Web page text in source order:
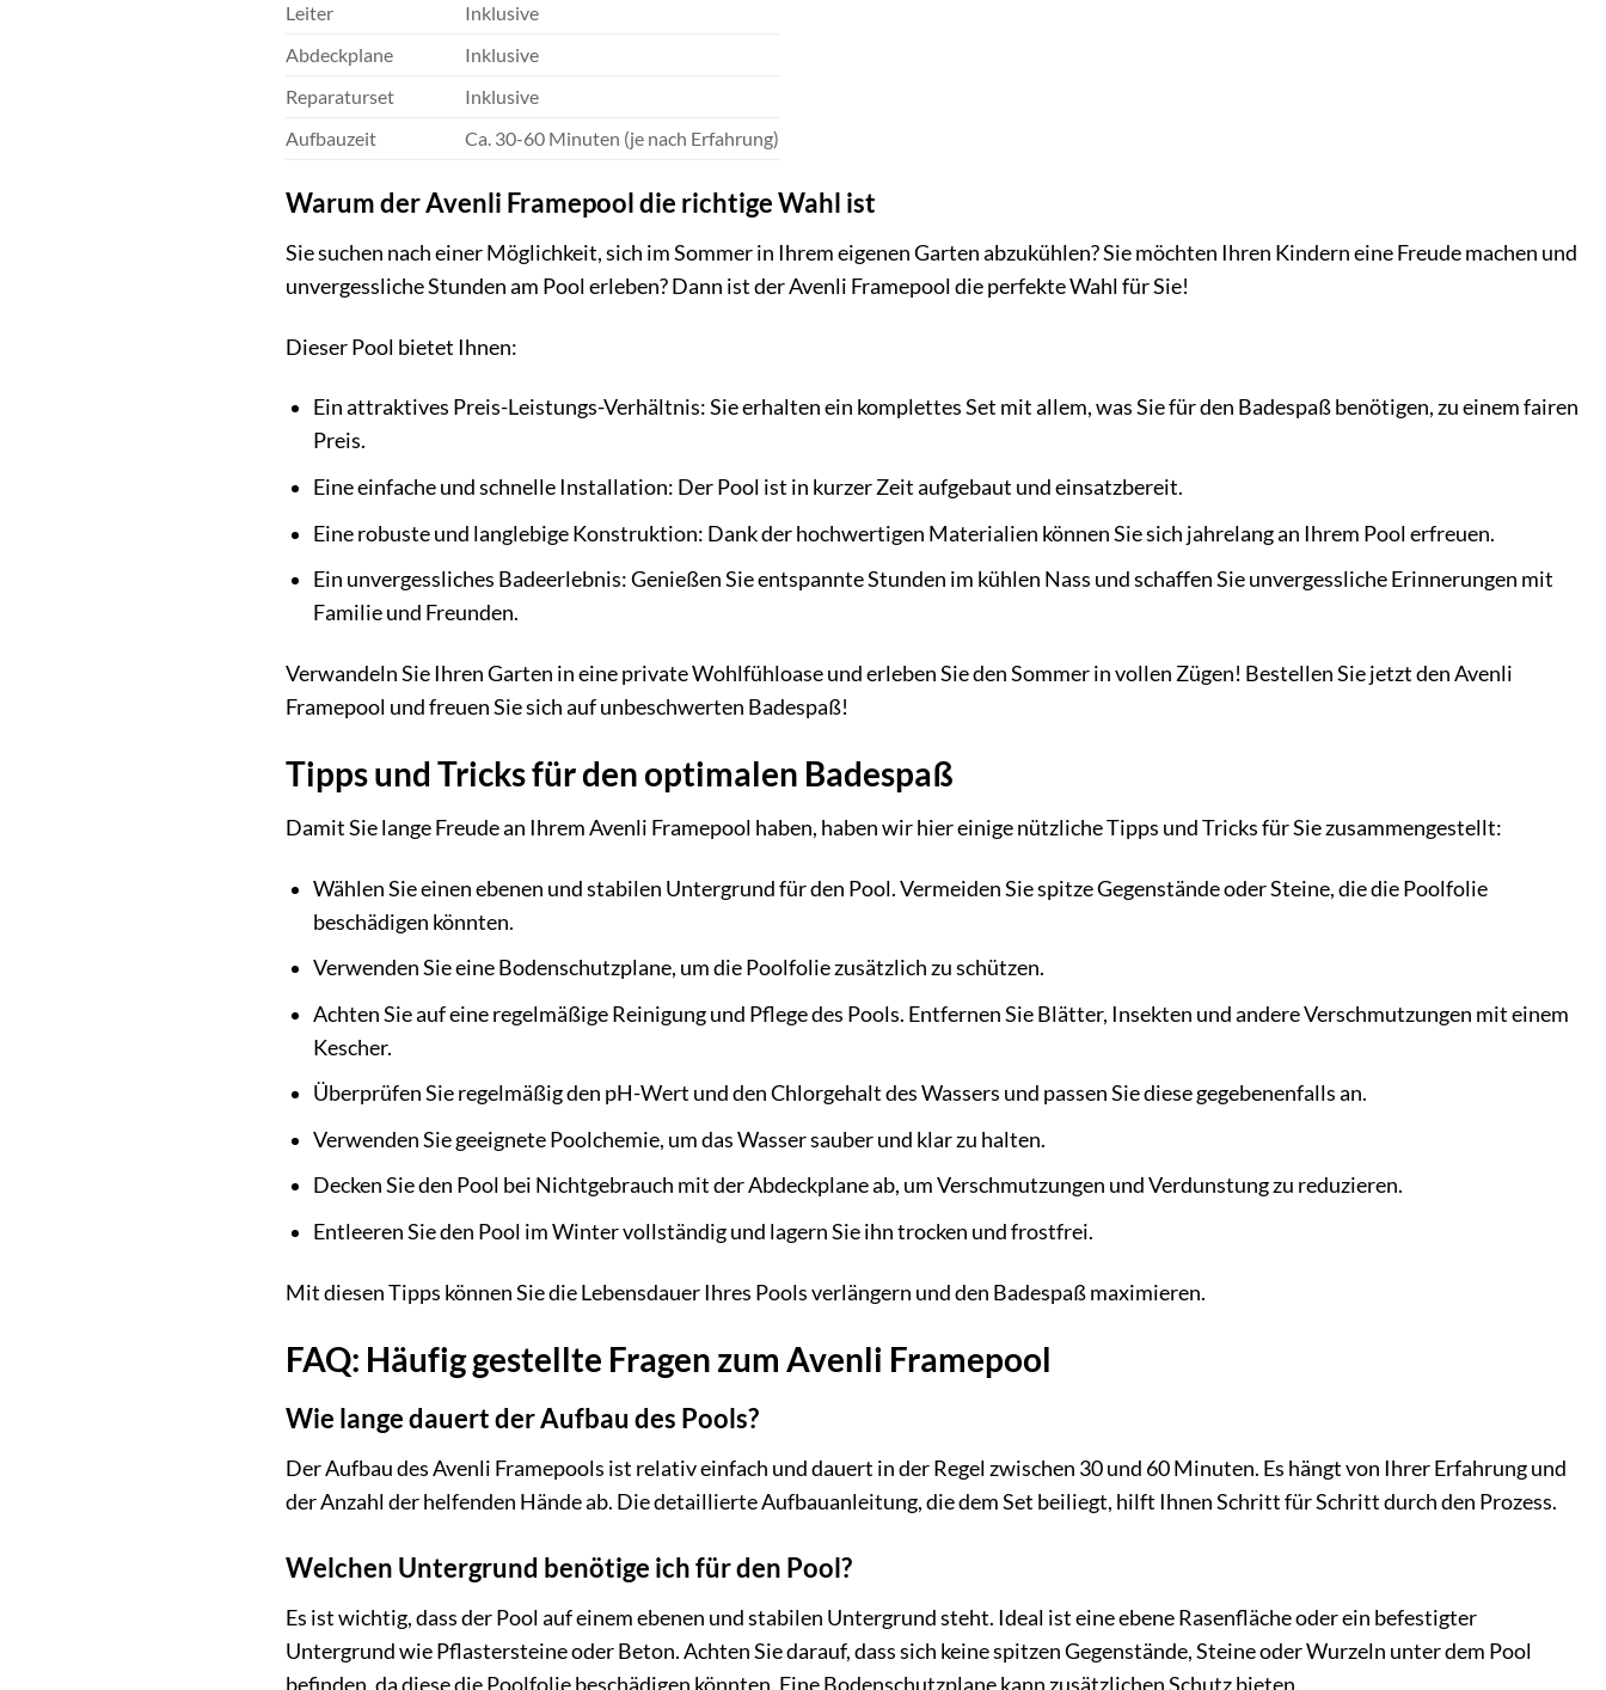
Leiter
Inklusive
Abdeckplane
Inklusive
Reparaturset
Inklusive
Aufbauzeit
Ca. 30-60 Minuten (je nach Erfahrung)
Warum der Avenli Framepool die richtige Wahl ist
Sie suchen nach einer Möglichkeit, sich im Sommer in Ihrem eigenen Garten abzukühlen? Sie möchten Ihren Kindern eine Freude machen und
unvergessliche Stunden am Pool erleben? Dann ist der Avenli Framepool die perfekte Wahl für Sie!
Dieser Pool bietet Ihnen:
Ein attraktives Preis-Leistungs-Verhältnis: Sie erhalten ein komplettes Set mit allem, was Sie für den Badespaß benötigen, zu einem fairen
Preis.
Eine einfache und schnelle Installation: Der Pool ist in kurzer Zeit aufgebaut und einsatzbereit.
Eine robuste und langlebige Konstruktion: Dank der hochwertigen Materialien können Sie sich jahrelang an Ihrem Pool erfreuen.
Ein unvergessliches Badeerlebnis: Genießen Sie entspannte Stunden im kühlen Nass und schaffen Sie unvergessliche Erinnerungen mit
Familie und Freunden.
Verwandeln Sie Ihren Garten in eine private Wohlfühloase und erleben Sie den Sommer in vollen Zügen! Bestellen Sie jetzt den Avenli
Framepool und freuen Sie sich auf unbeschwerten Badespaß!
Tipps und Tricks für den optimalen Badespaß
Damit Sie lange Freude an Ihrem Avenli Framepool haben, haben wir hier einige nützliche Tipps und Tricks für Sie zusammengestellt:
Wählen Sie einen ebenen und stabilen Untergrund für den Pool. Vermeiden Sie spitze Gegenstände oder Steine, die die Poolfolie
beschädigen könnten.
Verwenden Sie eine Bodenschutzplane, um die Poolfolie zusätzlich zu schützen.
Achten Sie auf eine regelmäßige Reinigung und Pflege des Pools. Entfernen Sie Blätter, Insekten und andere Verschmutzungen mit einem
Kescher.
Überprüfen Sie regelmäßig den pH-Wert und den Chlorgehalt des Wassers und passen Sie diese gegebenenfalls an.
Verwenden Sie geeignete Poolchemie, um das Wasser sauber und klar zu halten.
Decken Sie den Pool bei Nichtgebrauch mit der Abdeckplane ab, um Verschmutzungen und Verdunstung zu reduzieren.
Entleeren Sie den Pool im Winter vollständig und lagern Sie ihn trocken und frostfrei.
Mit diesen Tipps können Sie die Lebensdauer Ihres Pools verlängern und den Badespaß maximieren.
FAQ: Häufig gestellte Fragen zum Avenli Framepool
Wie lange dauert der Aufbau des Pools?
Der Aufbau des Avenli Framepools ist relativ einfach und dauert in der Regel zwischen 30 und 60 Minuten. Es hängt von Ihrer Erfahrung und
der Anzahl der helfenden Hände ab. Die detaillierte Aufbauanleitung, die dem Set beiliegt, hilft Ihnen Schritt für Schritt durch den Prozess.
Welchen Untergrund benötige ich für den Pool?
Es ist wichtig, dass der Pool auf einem ebenen und stabilen Untergrund steht. Ideal ist eine ebene Rasenfläche oder ein befestigter
Untergrund wie Pflastersteine oder Beton. Achten Sie darauf, dass sich keine spitzen Gegenstände, Steine oder Wurzeln unter dem Pool
befinden, da diese die Poolfolie beschädigen könnten. Eine Bodenschutzplane kann zusätzlichen Schutz bieten.